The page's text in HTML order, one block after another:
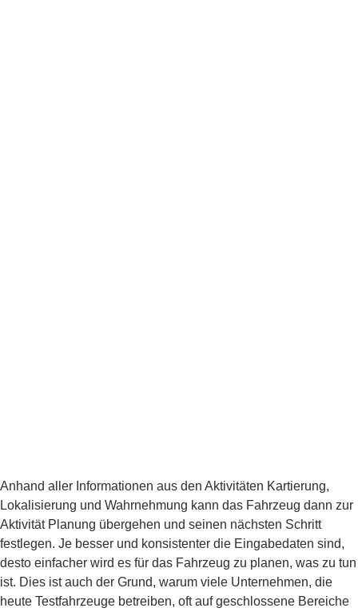
Anhand aller Informationen aus den Aktivitäten Kartierung,
Lokalisierung und Wahrnehmung kann das Fahrzeug dann zur
Aktivität Planung übergehen und seinen nächsten Schritt
festlegen. Je besser und konsistenter die Eingabedaten sind,
desto einfacher wird es für das Fahrzeug zu planen, was zu tun
ist. Dies ist auch der Grund, warum viele Unternehmen, die
heute Testfahrzeuge betreiben, oft auf geschlossene Bereiche